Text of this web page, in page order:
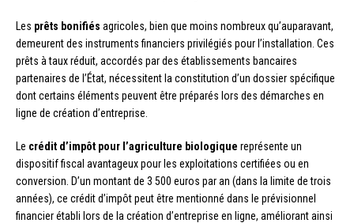
Les prêts bonifiés agricoles, bien que moins nombreux qu’auparavant,
demeurent des instruments financiers privilégiés pour l’installation. Ces
prêts à taux réduit, accordés par des établissements bancaires
partenaires de l’État, nécessitent la constitution d’un dossier spécifique
dont certains éléments peuvent être préparés lors des démarches en
ligne de création d’entreprise.
Le crédit d’impôt pour l’agriculture biologique représente un
dispositif fiscal avantageux pour les exploitations certifiées ou en
conversion. D’un montant de 3 500 euros par an (dans la limite de trois
années), ce crédit d’impôt peut être mentionné dans le prévisionnel
financier établi lors de la création d’entreprise en ligne, améliorant ainsi